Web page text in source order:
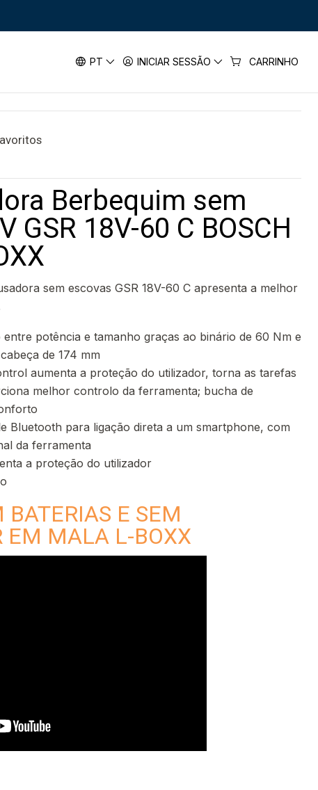
PT INICIAR SESSÃO CARRINHO
SEM PERCUSSÃO
sem escovas 18V GSR
Berbequim sem
GSR 18V-60 C BOSCH
sem escovas GSR 18V-60 C apresenta a melhor
entre potência e tamanho graças ao binário de 60 Nm e
de 174 mm
aumenta a proteção do utilizador, torna as tarefas
melhor controlo da ferramenta; bucha de
Bluetooth para ligação direta a um smartphone, com
da ferramenta
a proteção do utilizador
E SEM
EM MALA L-BOXX